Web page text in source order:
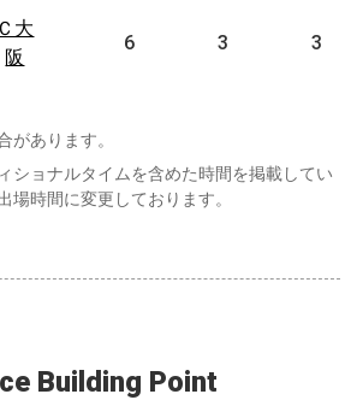
Ｃ大
阪
6 3 3
Ｃ大
阪
があります。
ショナルタイムを含めた時間を掲載してい
場時間に変更しております。
Building Point